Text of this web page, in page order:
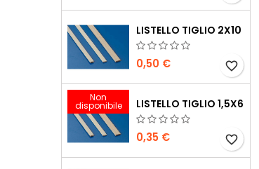
LISTELLO TIGLIO 2X10
0,50 € favorite_border
Non
disponibile LISTELLO TIGLIO 1,5X6
0,35 € favorite_border